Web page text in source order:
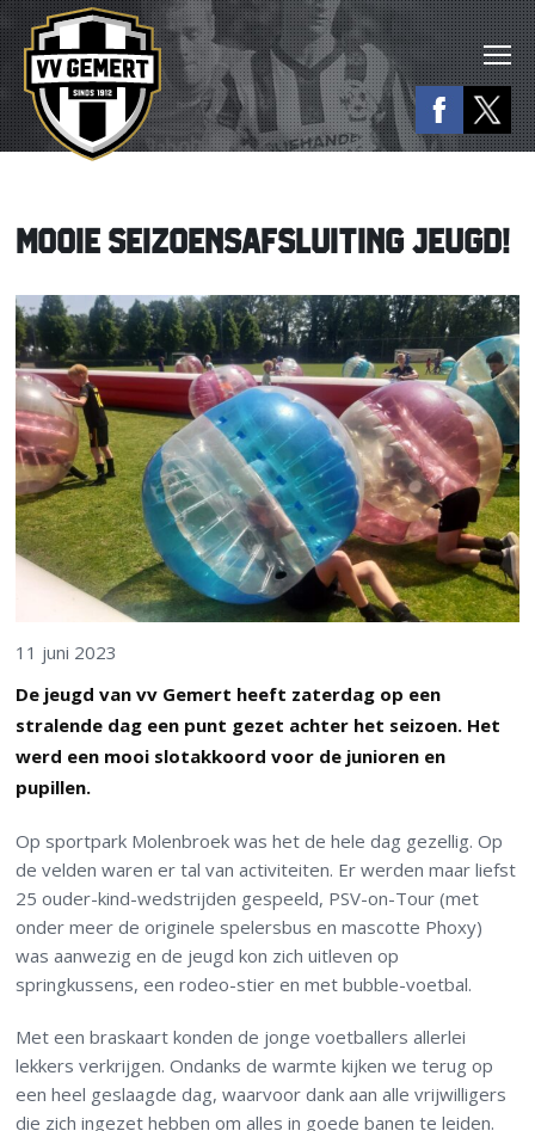
MOOIE SEIZOENSAFSLUITING JEUGD!
11 juni 2023
De jeugd van vv Gemert heeft zaterdag op een
stralende dag een punt gezet achter het seizoen. Het
werd een mooi slotakkoord voor de junioren en
pupillen.
Op sportpark Molenbroek was het de hele dag gezellig. Op
de velden waren er tal van activiteiten. Er werden maar liefst
25 ouder-kind-wedstrijden gespeeld, PSV-on-Tour (met
onder meer de originele spelersbus en mascotte Phoxy)
was aanwezig en de jeugd kon zich uitleven op
springkussens, een rodeo-stier en met bubble-voetbal.
Met een braskaart konden de jonge voetballers allerlei
lekkers verkrijgen. Ondanks de warmte kijken we terug op
een heel geslaagde dag, waarvoor dank aan alle vrijwilligers
die zich ingezet hebben om alles in goede banen te leiden.